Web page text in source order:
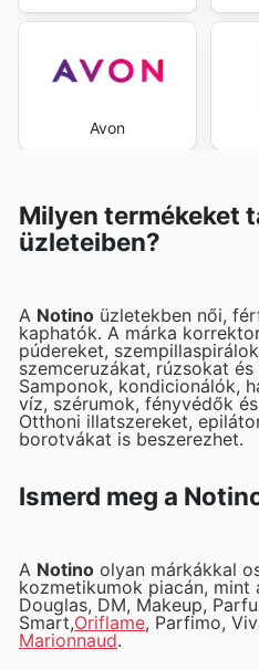
Avon
Milyen termékeket
üzleteiben?
A Notino üzletekben női,
kaphatók. A márka
púdereket,
szemceruzákat, rúzsokat
Samponok, kondicionálók,
víz, szérumok, fényvédők
Otthoni illatszereket,
borotvákat is beszerezhet.
Ismerd meg a
A Notino olyan márkákkal
kozmetikumok piacán, mint
Douglas, DM, Makeup,
Smart,Oriflame, Parfimo,
Marionnaud.